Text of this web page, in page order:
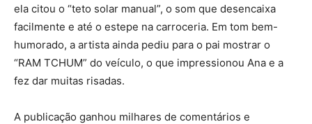
ela citou o “teto solar manual”, o som que desencaixa
facilmente e até o estepe na carroceria. Em tom bem-
humorado, a artista ainda pediu para o pai mostrar o
“RAM TCHUM” do veículo, o que impressionou Ana e a
fez dar muitas risadas.
A publicação ganhou milhares de comentários e